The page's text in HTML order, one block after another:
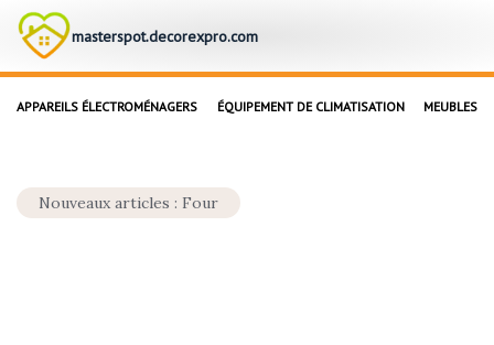
masterspot.decorexpro.com
APPAREILS ÉLECTROMÉNAGERS ÉQUIPEMENT DE CLIMATISATION MEUBLES
Nouveaux articles : Four